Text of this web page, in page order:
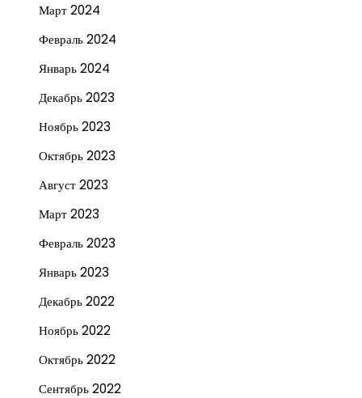
Март 2024
Февраль 2024
Январь 2024
Декабрь 2023
Ноябрь 2023
Октябрь 2023
Август 2023
Март 2023
Февраль 2023
Январь 2023
Декабрь 2022
Ноябрь 2022
Октябрь 2022
Сентябрь 2022